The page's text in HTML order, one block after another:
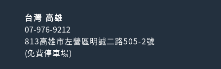
台灣 高雄
07-976-9212
813高雄市左營區明誠二路505-2號
(免費停車場)